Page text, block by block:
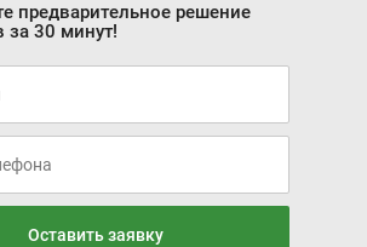
предварительное решение
за 30 минут!
Оставить заявку